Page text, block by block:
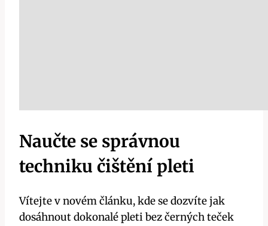
Naučte se správnou
techniku čištění pleti
Vítejte v novém článku, kde se dozvíte jak
dosáhnout dokonalé pleti bez černých teček